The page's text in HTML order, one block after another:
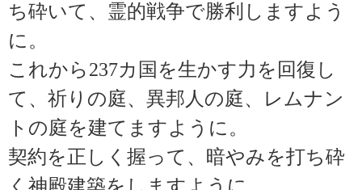
ち砕いて、霊的戦争で勝利しますよう
に。
これから237カ国を生かす力を回復し
て、祈りの庭、異邦人の庭、レムナン
トの庭を建てますように。
契約を正しく握って、暗やみを打ち砕